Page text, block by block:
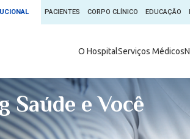
PACIENTES CORPO CLÍNICO EDUCAÇÃO
O HospitalServiços Médicos
Ambulatório
Comitê de
Blog Saúde
Convênios
Saúde e Você